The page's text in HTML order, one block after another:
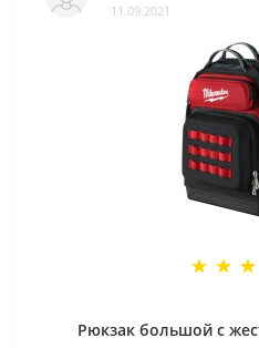
11.09.2021
Рюкзак большой с